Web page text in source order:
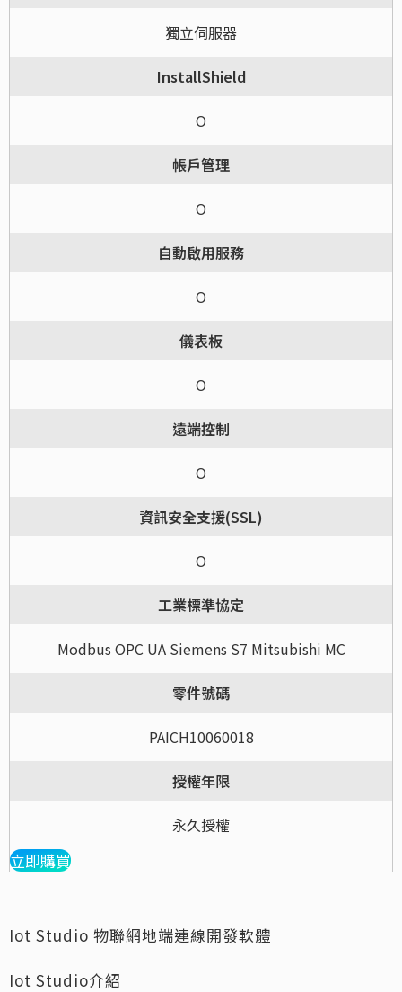
獨立伺服器
InstallShield
O
帳戶管理
O
自動啟用服務
O
儀表板
O
遠端控制
O
資訊安全支援(SSL)
O
工業標準協定
Modbus OPC UA Siemens S7 Mitsubishi MC
零件號碼
PAICH10060018
授權年限
永久授權
立即購買
Iot Studio 物聯網地端連線開發軟體
Iot Studio介紹